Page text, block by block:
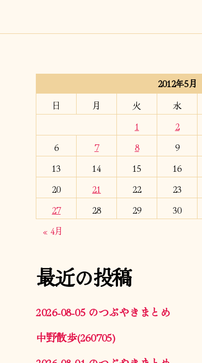
2012年5月
日
月 火 水
1
2
6
7 8 9
13
14 15 16
20
21 22 23
27
28 29 30
« 4月
最近の投稿
2026-08-05 のつぶやきまとめ
中野散歩(260705)